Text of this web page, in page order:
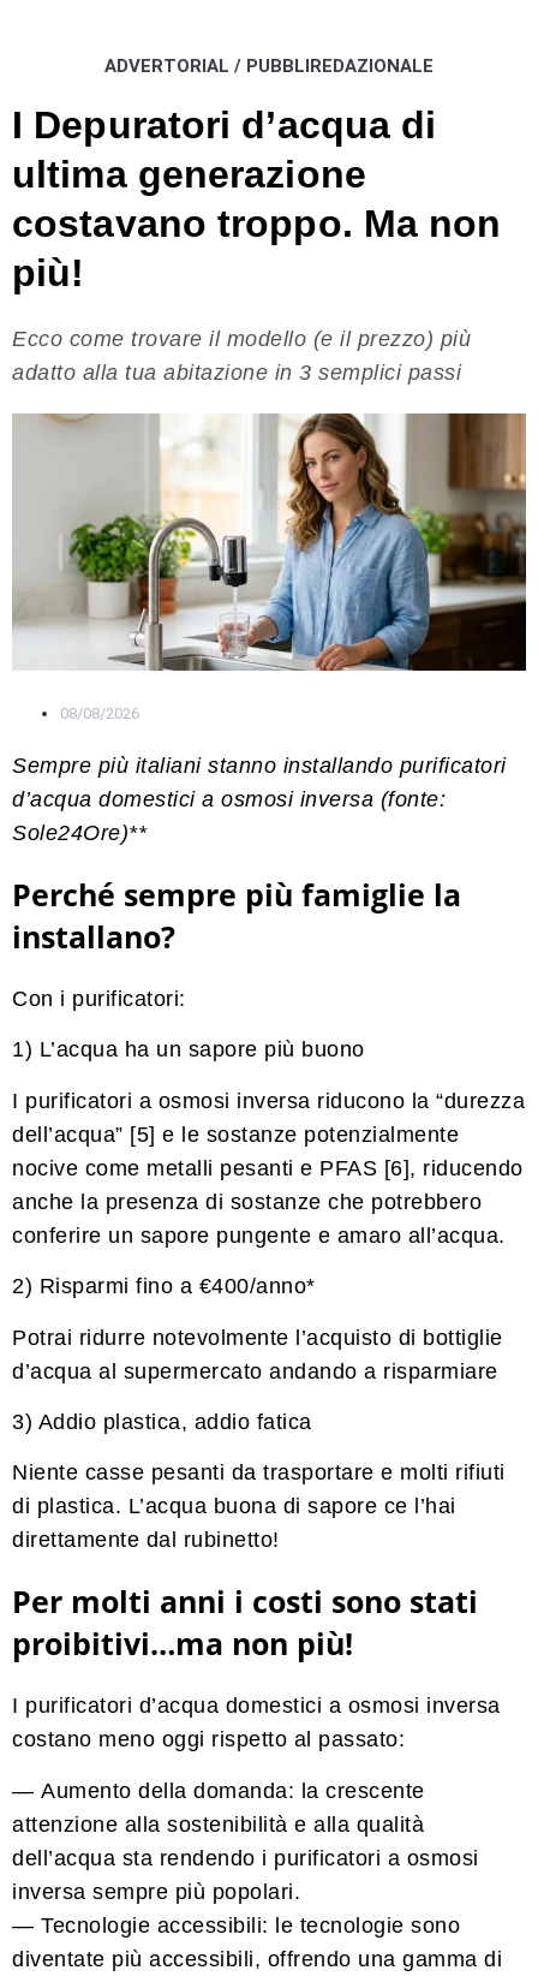
ADVERTORIAL / PUBBLIREDAZIONALE
I Depuratori d’acqua di
ultima generazione
costavano troppo. Ma non
più!
Ecco come trovare il modello (e il prezzo) più
adatto alla tua abitazione in 3 semplici passi
08/08/2026
Sempre più italiani stanno installando purificatori
d’acqua domestici a osmosi inversa (fonte:
Sole24Ore)**
Perché sempre più famiglie la
installano?
Con i purificatori:
1) L’acqua ha un sapore più buono
I purificatori a osmosi inversa riducono la “durezza
dell’acqua” [5] e le sostanze potenzialmente
nocive come metalli pesanti e PFAS [6], riducendo
anche la presenza di sostanze che potrebbero
conferire un sapore pungente e amaro all’acqua.
2) Risparmi fino a €400/anno*
Potrai ridurre notevolmente l’acquisto di bottiglie
d’acqua al supermercato andando a risparmiare
3) Addio plastica, addio fatica
Niente casse pesanti da trasportare e molti rifiuti
di plastica. L’acqua buona di sapore ce l’hai
direttamente dal rubinetto!
Per molti anni i costi sono stati
proibitivi…ma non più!
I purificatori d’acqua domestici a osmosi inversa
costano meno oggi rispetto al passato:
— Aumento della domanda: la crescente
attenzione alla sostenibilità e alla qualità
dell’acqua sta rendendo i purificatori a osmosi
inversa sempre più popolari.
— Tecnologie accessibili: le tecnologie sono
diventate più accessibili, offrendo una gamma di